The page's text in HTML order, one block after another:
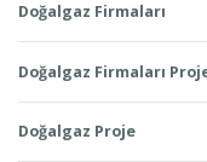
Doğalgaz Firmaları
Doğalgaz Firmaları
Doğalgaz Proje